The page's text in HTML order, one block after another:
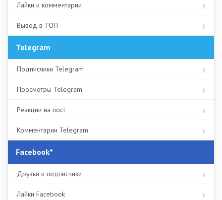
Лайки и комментарии
Вывод в ТОП
Telegram
Подписчики Telegram
Просмотры Telegram
Реакции на пост
Комментарии Telegram
Facebook*
Друзья и подписчики
Лайки Facebook